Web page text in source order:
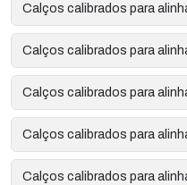
Calços calibrados para
Calços calibrados para
Calços calibrados para
Calços calibrados para
Calços calibrados para